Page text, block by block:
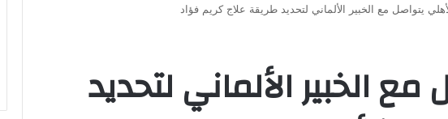
يتواصل مع الخبير الألماني لتحديد طريقة علاج كريم فؤاد
الخبير الألماني لتحديد